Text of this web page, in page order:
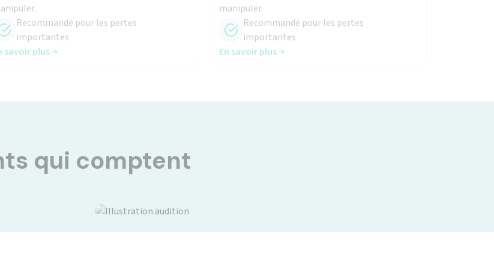
Recommandé pour les pertes
importantes
savoir plus
Recommandé pour les pertes
importantes
En savoir plus
qui comptent